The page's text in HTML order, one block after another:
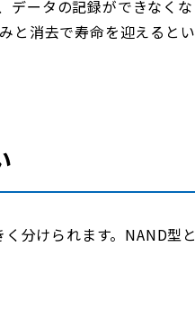
データの記録ができなくな
と消去で寿命を迎えるとい
分けられます。NAND型と